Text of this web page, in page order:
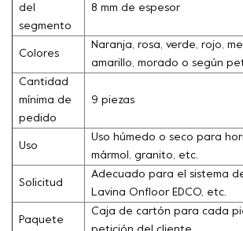
del
segmento
8 mm de espesor
Colores
Naranja, rosa, verde, rojo,
amarillo, morado o según
Cantidad
mínima de
pedido
9 piezas
Uso
Uso húmedo o seco para
mármol, granito, etc.
Solicitud
Adecuado para el sistema
Lavina Onfloor EDCO, etc.
Paquete
Caja de cartón para cada